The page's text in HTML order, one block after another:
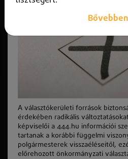
A választókerületi források
érdekében radikális
képviselői a 444.hu információi
tartanak a korábbi függelmi
polgármesterek visszaéléseitől,
előrehozott önkormányzati